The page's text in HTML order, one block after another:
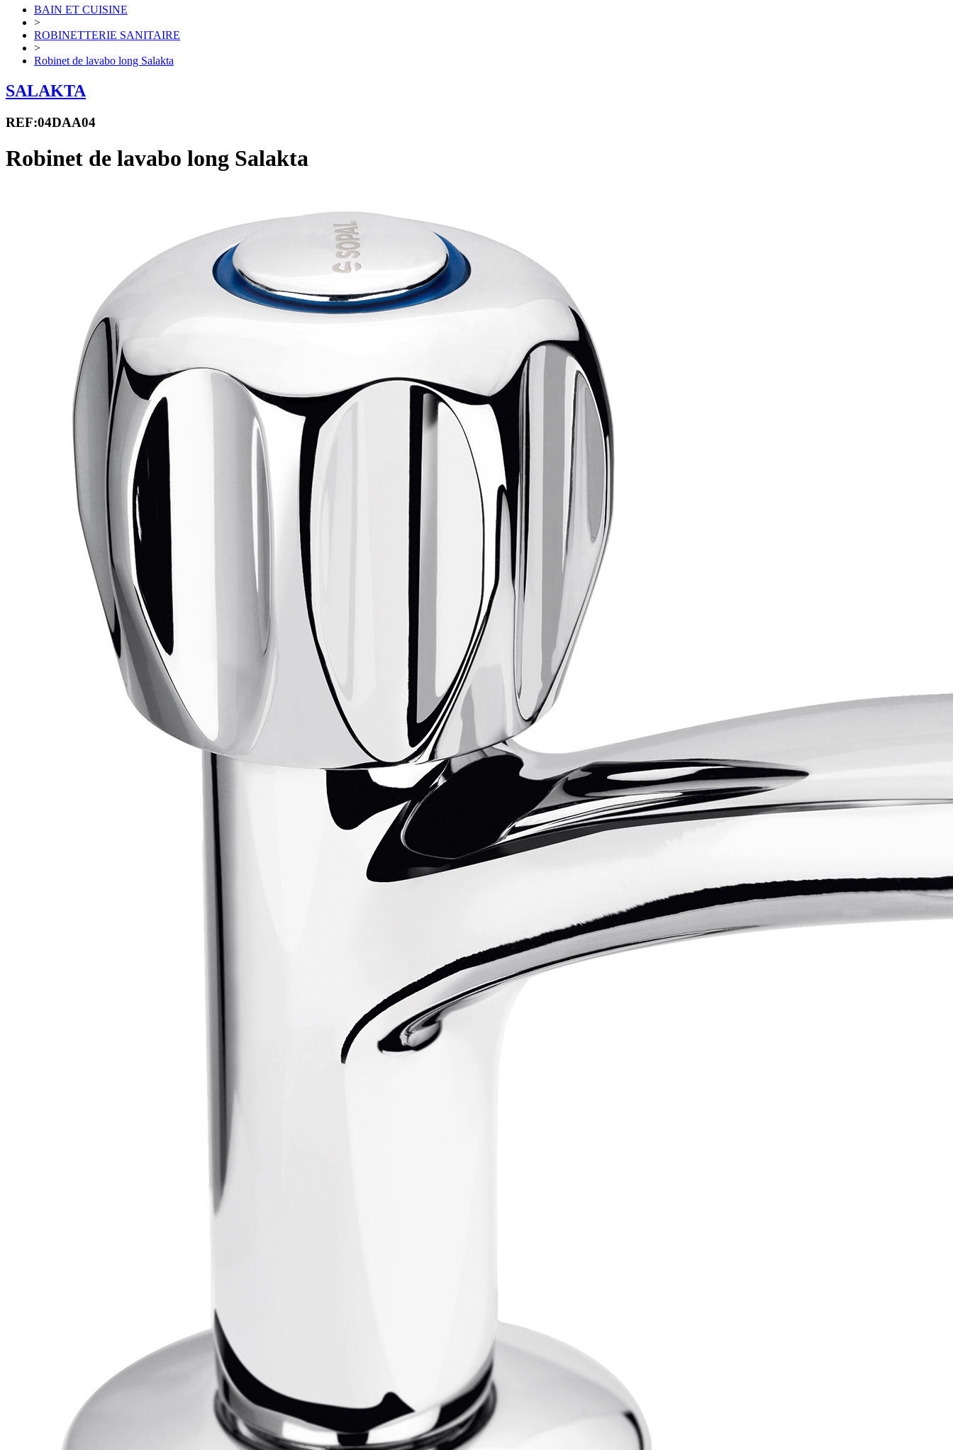
BAIN ET CUISINE
>
ROBINETTERIE SANITAIRE
>
Robinet de lavabo long Salakta
SALAKTA
REF:04DAA04
Robinet de lavabo long Salakta